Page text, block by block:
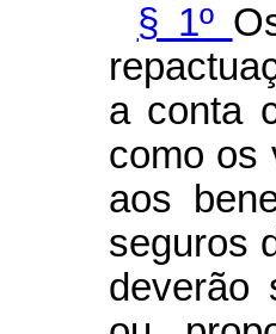
§ 1º
a conta
como os
aos
seguros
deverão